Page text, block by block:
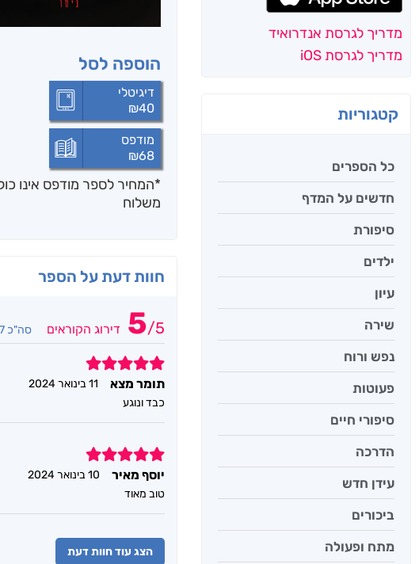
מדריך לגרסת אנדרואיד
מדריך לגרסת iOS
קטגוריות
כל הספרים
חדשים על המדף
סיפורת
ילדים
עיון
שירה
נפש ורוח
פעוטות
סיפורי חיים
הדרכה
עידן חדש
ביכורים
מתח ופעולה
הוספה לסל
דיגיטלי
₪40
מודפס
₪68
*המחיר לספר מודפס אינו
משלוח
חוות דעת על הספר
5/5 דירוג הקוראים סה"כ 7 חוות דעת
5
תומר מצא
11 בינואר 2024
כבד ונוגע
5
יוסף מאיר
10 בינואר 2024
טוב מאוד
הצג עוד חוות דעת